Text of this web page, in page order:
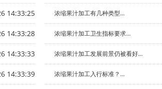
14:33:25 浓缩果汁加工有几种类型...
14:33:28 浓缩果汁加工卫生指标要求...
14:33:33 浓缩果汁加工发展前景仍被看好...
14:33:39 浓缩果汁加工入行标准？...